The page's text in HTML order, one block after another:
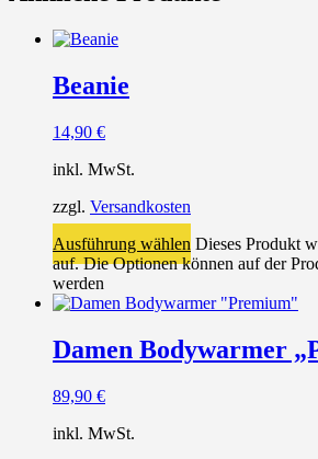
Beanie
14,90 €
inkl. MwSt.
zzgl. Versandkosten
Ausführung wählen Dieses Produkt
auf. Die Optionen können auf der
werden
Damen Bodywarmer
89,90 €
inkl. MwSt.